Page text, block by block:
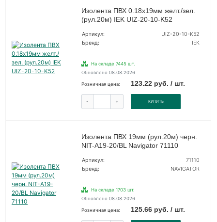
Изолента ПВХ 0.18х19мм желт./зел.
(рул.20м) IEK UIZ-20-10-K52
Артикул:
UIZ-20-10-K52
Бренд:
IEK
На складе 7445 шт.
Обновлено 08.08.2026
Розничная цена: 123.22 руб. / шт.
- + КУПИТЬ
Изолента ПВХ 19мм (рул.20м) черн.
NIT-A19-20/BL Navigator 71110
Артикул:
71110
Бренд:
NAVIGATOR
На складе 1703 шт.
Обновлено 08.08.2026
Розничная цена: 125.66 руб. / шт.